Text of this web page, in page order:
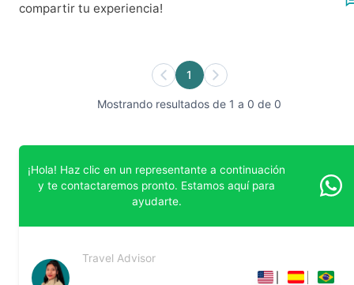
compartir tu experiencia!
1
Mostrando resultados de 1 a 0 de 0
¡Hola! Haz clic en un representante a continuación
y te contactaremos pronto. Estamos aquí para
ayudarte.
Travel Advisor